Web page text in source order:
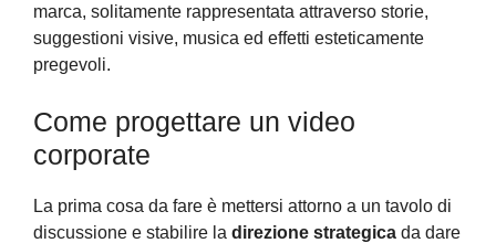
marca, solitamente rappresentata attraverso storie,
suggestioni visive, musica ed effetti esteticamente
pregevoli.
Come progettare un video
corporate
La prima cosa da fare è mettersi attorno a un tavolo di
discussione e stabilire la direzione strategica da dare